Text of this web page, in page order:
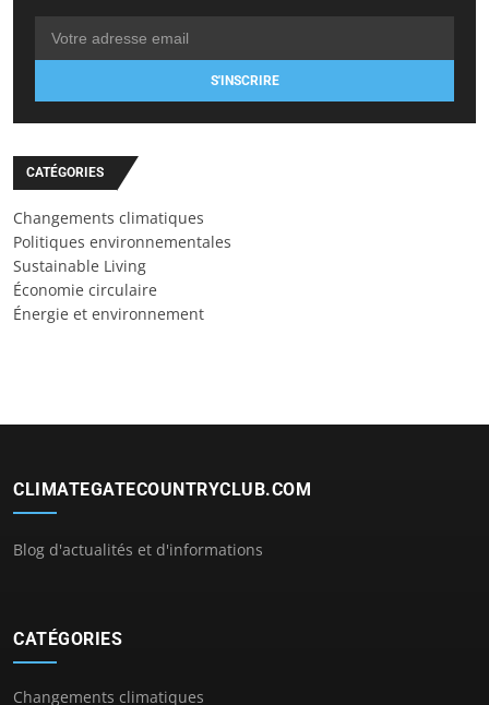
S'INSCRIRE
CATÉGORIES
Changements climatiques
Politiques environnementales
Sustainable Living
Économie circulaire
Énergie et environnement
CLIMATEGATECOUNTRYCLUB.COM
Blog d'actualités et d'informations
CATÉGORIES
Changements climatiques